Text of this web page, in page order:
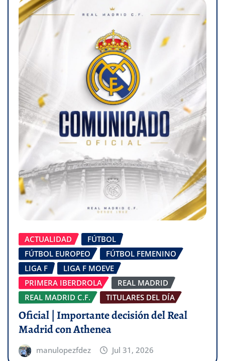
ACTUALIDAD
FÚTBOL
FÚTBOL EUROPEO
FÚTBOL FEMENINO
LIGA F
LIGA F MOEVE
PRIMERA IBERDROLA
REAL MADRID
REAL MADRID C.F.
TITULARES DEL DÍA
Oficial | Importante decisión del Real
Madrid con Athenea
manulopezfdez Jul 31, 2026